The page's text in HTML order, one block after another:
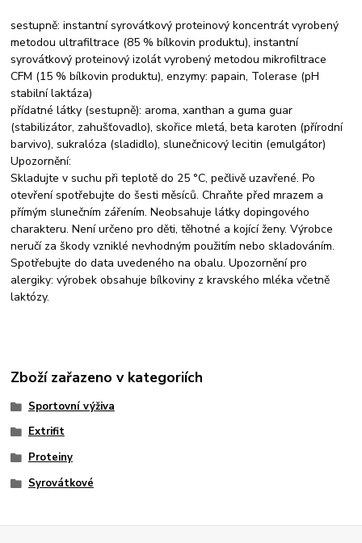
sestupně: instantní syrovátkový proteinový koncentrát vyrobený
metodou ultrafiltrace (85 % bílkovin produktu), instantní
syrovátkový proteinový izolát vyrobený metodou mikrofiltrace
CFM (15 % bílkovin produktu), enzymy: papain, Tolerase (pH
stabilní laktáza)
přídatné látky (sestupně): aroma, xanthan a guma guar
(stabilizátor, zahušťovadlo), skořice mletá, beta karoten (přírodní
barvivo), sukralóza (sladidlo), slunečnicový lecitin (emulgátor)
Upozornění:
Skladujte v suchu při teplotě do 25 °C, pečlivě uzavřené. Po
otevření spotřebujte do šesti měsíců. Chraňte před mrazem a
přímým slunečním zářením. Neobsahuje látky dopingového
charakteru. Není určeno pro děti, těhotné a kojící ženy. Výrobce
neručí za škody vzniklé nevhodným použitím nebo skladováním.
Spotřebujte do data uvedeného na obalu. Upozornění pro
alergiky: výrobek obsahuje bílkoviny z kravského mléka včetně
laktózy.
Zboží zařazeno v kategoriích
Sportovní výživa
Extrifit
Proteiny
Syrovátkové